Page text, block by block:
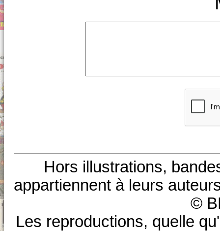
Hors illustrations,
appartiennent à leurs
©
Les reproductions, quelle